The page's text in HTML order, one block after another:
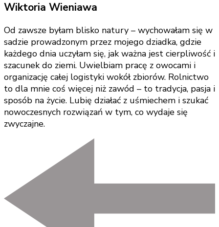
Wiktoria Wieniawa
Od zawsze byłam blisko natury – wychowałam się w
sadzie prowadzonym przez mojego dziadka, gdzie
każdego dnia uczyłam się, jak ważna jest cierpliwość i
szacunek do ziemi. Uwielbiam pracę z owocami i
organizację całej logistyki wokół zbiorów. Rolnictwo
to dla mnie coś więcej niż zawód – to tradycja, pasja i
sposób na życie. Lubię działać z uśmiechem i szukać
nowoczesnych rozwiązań w tym, co wydaje się
zwyczajne.